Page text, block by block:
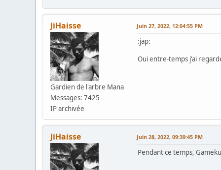
JiHaisse
Gardien de l'arbre Mana
Messages: 7425
IP archivée
Juin 27, 2022, 12:04:55 PM
:jap:
Oui entre-temps j'ai
JiHaisse Juin 28, 2022, 09:39:45 PM
Pendant ce temps,